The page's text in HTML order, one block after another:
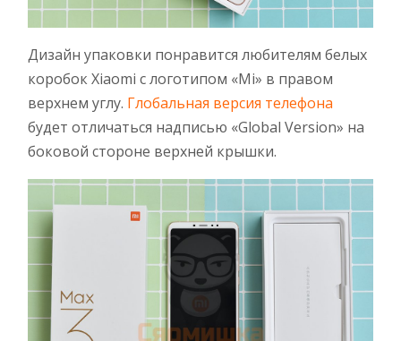
Дизайн упаковки понравится любителям белых
коробок Xiaomi с логотипом «Mi» в правом
верхнем углу. Глобальная версия телефона
будет отличаться надписью «Global Version» на
боковой стороне верхней крышки.